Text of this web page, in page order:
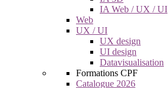
IA Web / UX / UI
Web
UX / UI
UX design
UI design
Datavisualisation
Formations CPF
Catalogue 2026